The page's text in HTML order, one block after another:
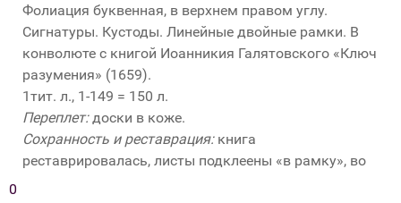
Фолиация буквенная, в верхнем правом углу.
Сигнатуры. Кустоды. Линейные двойные рамки. В
конволюте с книгой Иоанникия Галятовского «Ключ
разумения» (1659).
1тит. л., 1-149 = 150 л.
Переплет:доски в коже.
Сохранность и реставрация:книга
реставрировалась, листы подклеены «в рамку», во
0